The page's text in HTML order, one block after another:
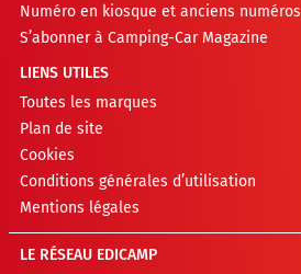
Numéro en kiosque et anciens numéros
S’abonner à Camping-Car Magazine
LIENS UTILES
Toutes les marques
Plan de site
Cookies
Conditions générales d’utilisation
Mentions légales
LE RÉSEAU EDICAMP